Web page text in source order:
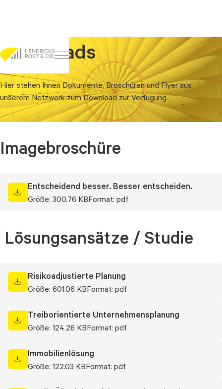
Downloads
Hier stehen Ihnen Dokumente, Broschüren und Flyer aus
unserem Netzwerk zum Download zur Verfügung.
Imagebroschüre
Entscheidend besser. Besser entscheiden.
Größe: 300.76 KBFormat: pdf
Lösungsansätze / Studie
Risikoadjustierte Planung
Größe: 601.06 KBFormat: pdf
Treiborientierte Unternehmensplanung
Größe: 124.26 KBFormat: pdf
Immobilienlösung
Größe: 122.03 KBFormat: pdf